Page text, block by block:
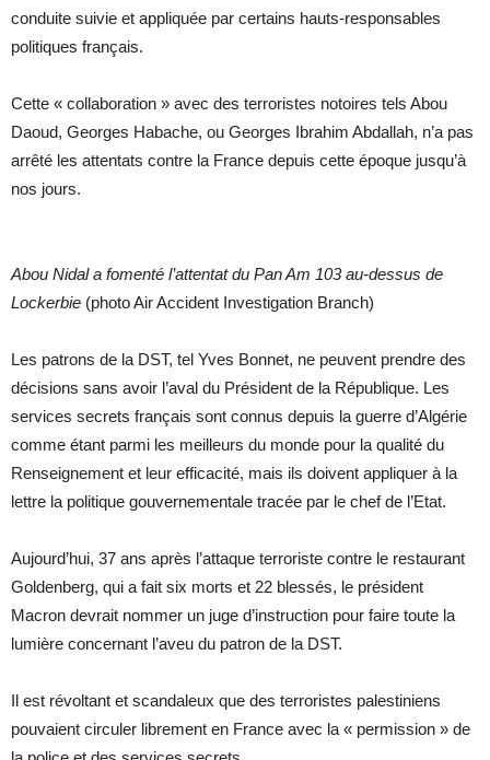
conduite suivie et appliquée par certains hauts-responsables
politiques français.
Cette « collaboration » avec des terroristes notoires tels Abou
Daoud, Georges Habache, ou Georges Ibrahim Abdallah, n’a pas
arrêté les attentats contre la France depuis cette époque jusqu’à
nos jours.
Abou Nidal a fomenté l’attentat du Pan Am 103 au-dessus de
Lockerbie (photo Air Accident Investigation Branch)
Les patrons de la DST, tel Yves Bonnet, ne peuvent prendre des
décisions sans avoir l’aval du Président de la République. Les
services secrets français sont connus depuis la guerre d’Algérie
comme étant parmi les meilleurs du monde pour la qualité du
Renseignement et leur efficacité, mais ils doivent appliquer à la
lettre la politique gouvernementale tracée par le chef de l’Etat.
Aujourd’hui, 37 ans après l’attaque terroriste contre le restaurant
Goldenberg, qui a fait six morts et 22 blessés, le président
Macron devrait nommer un juge d’instruction pour faire toute la
lumière concernant l’aveu du patron de la DST.
Il est révoltant et scandaleux que des terroristes palestiniens
pouvaient circuler librement en France avec la « permission » de